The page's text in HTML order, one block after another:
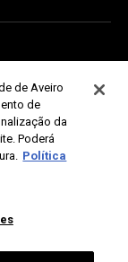
de
de Aveiro
de
da
Poderá
Política